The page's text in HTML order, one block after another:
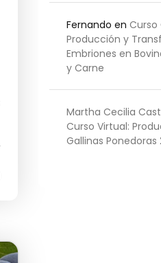
Fernando en Curso
Producción y
Embriones en
y Carne
Martha Cecilia
Curso Virtual:
Gallinas Ponedoras